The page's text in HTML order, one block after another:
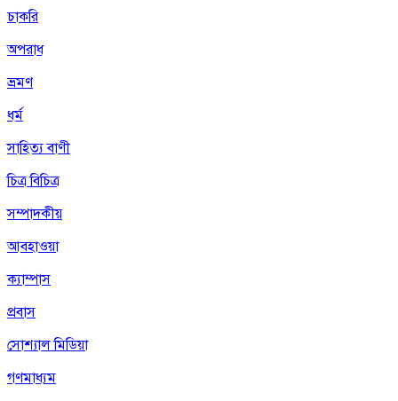
চাকরি
অপরাধ
ভ্রমণ
ধর্ম
সাহিত্য বাণী
চিত্র বিচিত্র
সম্পাদকীয়
আবহাওয়া
ক্যাম্পাস
প্রবাস
সোশ্যাল মিডিয়া
গণমাধ্যম